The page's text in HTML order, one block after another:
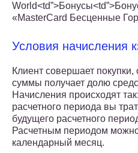
«MasterCard Бесценные
Условия начисления
Клиент совершает покупки,
суммы получает долю
Начисления происходят
расчетного периода вы
будущего расчетного
Расчетным периодом
календарный месяц.